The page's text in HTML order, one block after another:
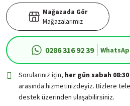
Mağazada Gör
Mağazalarımız
0286 316 92 39
Sorularınız için, her gün sabah
arasında hizmetinizdeyiz. Bizlere
destek üzerinden ulaşabilirsiniz.